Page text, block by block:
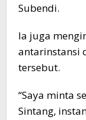
Subendi.
Ia juga
antarinstansi
tersebut.
“Saya minta
Sintang,